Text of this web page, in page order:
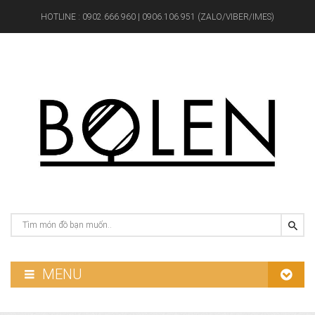
HOTLINE : 0902.666.960 | 0906.106.951 (ZALO/VIBER/IMES)
MENU